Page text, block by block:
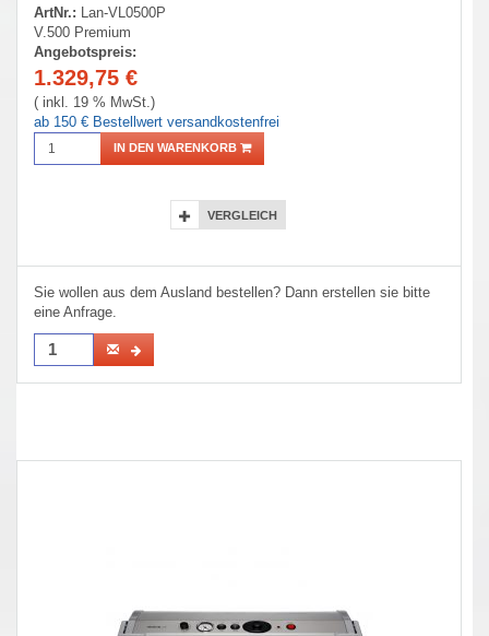
ArtNr.:
Lan-VL0500P
V.500 Premium
Angebotspreis:
1.329,75 €
( inkl. 19 % MwSt.)
ab 150 € Bestellwert versandkostenfrei
IN DEN WARENKORB
VERGLEICH
Sie wollen aus dem Ausland bestellen? Dann erstellen sie bitte
eine Anfrage.